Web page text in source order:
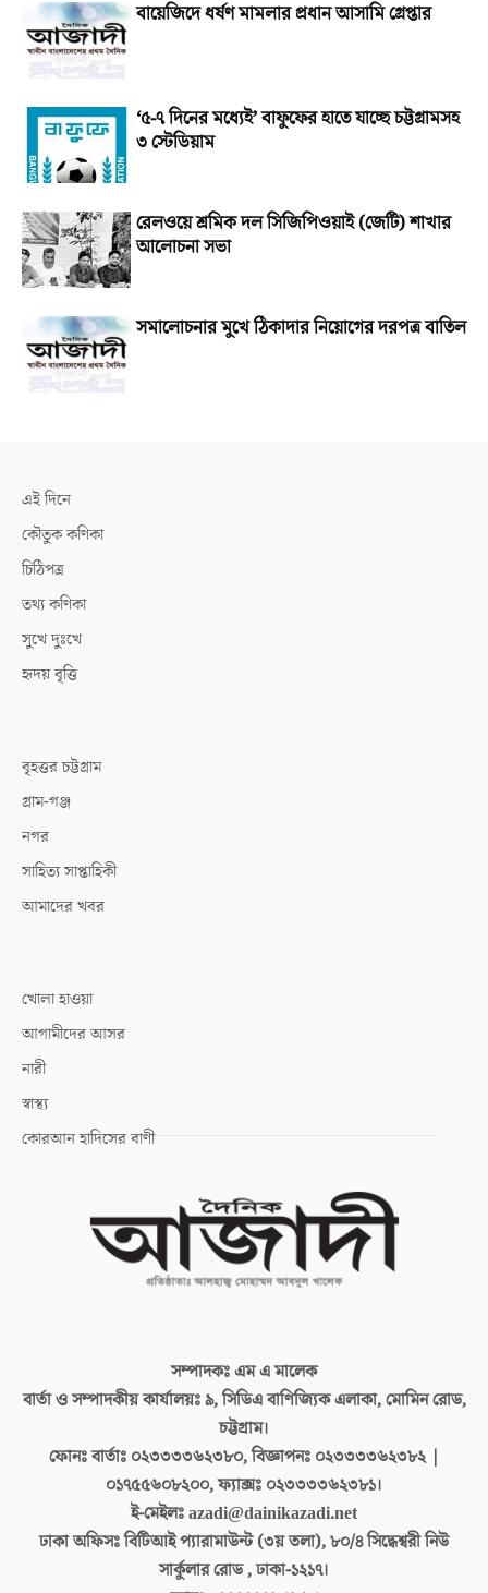
বায়েজিদে ধর্ষণ মামলার প্রধান আসামি গ্রেপ্তার
‘৫-৭ দিনের মধ্যেই’ বাফুফের হাতে যাচ্ছে চট্টগ্রামসহ
৩ স্টেডিয়াম
রেলওয়ে শ্রমিক দল সিজিপিওয়াই (জেটি) শাখার
আলোচনা সভা
সমালোচনার মুখে ঠিকাদার নিয়োগের দরপত্র বাতিল
এই দিনে
কৌতুক কণিকা
চিঠিপত্র
তথ্য কণিকা
সুখে দুঃখে
হৃদয় বৃত্তি
বৃহত্তর চট্টগ্রাম
গ্রাম-গঞ্জ
নগর
সাহিত্য সাপ্তাহিকী
আমাদের খবর
খোলা হাওয়া
আগামীদের আসর
নারী
স্বাস্থ্য
কোরআন হাদিসের বাণী
সম্পাদকঃএম এ মালেক
বার্তা ও সম্পাদকীয় কার্যালয়ঃ৯, সিডিএ বাণিজ্যিক এলাকা, মোমিন রোড,
চট্টগ্রাম।
ফোনঃ বার্তাঃ ০২৩৩৩৩৬২৩৮০, বিজ্ঞাপনঃ ০২৩৩৩৩৬২৩৮২ |
০১৭৫৫৬০৮২০০, ফ্যাক্সঃ ০২৩৩৩৩৬২৩৮১।
ই-মেইলঃazadi@dainikazadi.net
ঢাকা অফিসঃবিটিআই প্যারামাউন্ট (৩য় তলা), ৮০/৪ সিদ্ধেশ্বরী নিউ
সার্কুলার রোড , ঢাকা-১২১৭।